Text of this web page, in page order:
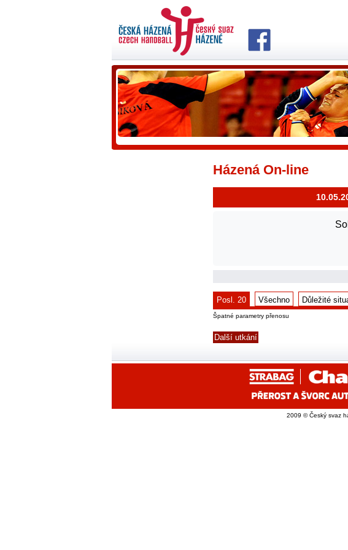
Házená On-line
Posl. 20 Všechno Důležité
Špatné parametry přenosu
Další utkání
2009 © Český svaz